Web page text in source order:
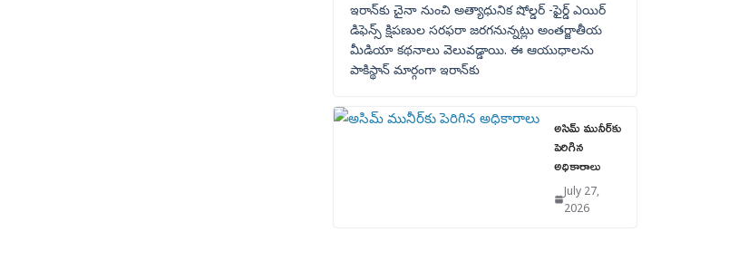
ఇరాన్‌కు చైనా నుంచి అత్యాధునిక షోల్డర్‌ -ఫైర్డ్ ఎయిర్
డిఫెన్స్ క్షిపణుల సరఫరా జరగనున్నట్లు అంతర్జాతీయ
మీడియా కథనాలు వెలువడ్డాయి. ఈ ఆయుధాలను
పాకిస్థాన్‌ మార్గంగా ఇరాన్‌కు
అసిమ్ మునీర్‌కు
పెరిగిన
అధికారాలు
July 27,
2026